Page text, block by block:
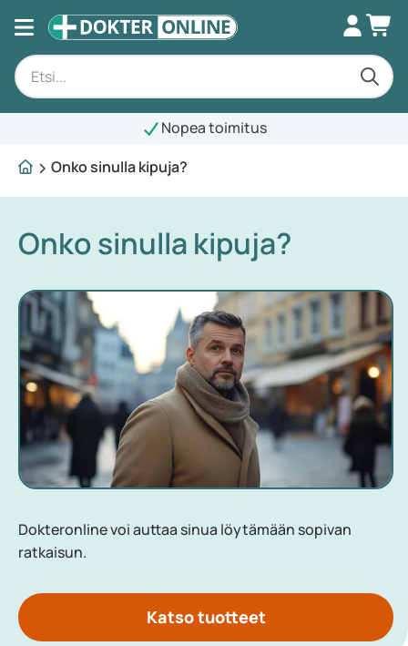
Nopea toimitus
Onko sinulla kipuja?
Onko sinulla kipuja?
Dokteronline voi auttaa sinua löytämään sopivan
ratkaisun.
Katso tuotteet